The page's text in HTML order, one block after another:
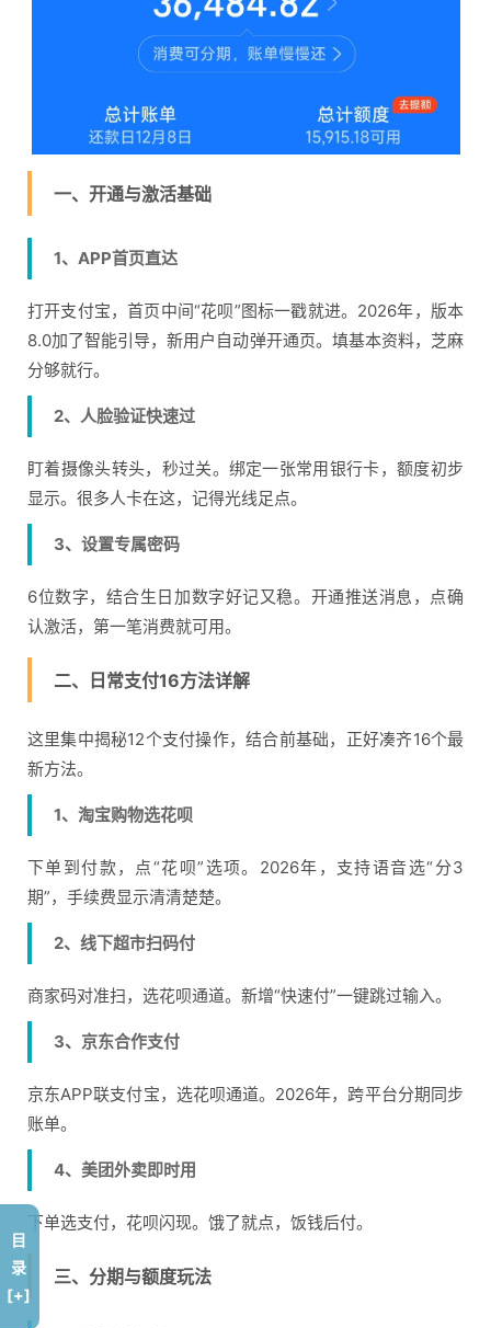
一、开通与激活基础
1、APP首页直达
打开支付宝，首页中间“花呗”图标一戳就进。2026年，版本
8.0加了智能引导，新用户自动弹开通页。填基本资料，芝麻
分够就行。
2、人脸验证快速过
盯着摄像头转头，秒过关。绑定一张常用银行卡，额度初步
显示。很多人卡在这，记得光线足点。
3、设置专属密码
6位数字，结合生日加数字好记又稳。开通推送消息，点确
认激活，第一笔消费就可用。
二、日常支付16方法详解
这里集中揭秘12个支付操作，结合前基础，正好凑齐16个最
新方法。
1、淘宝购物选花呗
下单到付款，点“花呗”选项。2026年，支持语音选“分3
期”，手续费显示清清楚楚。
2、线下超市扫码付
商家码对准扫，选花呗通道。新增“快速付”一键跳过输入。
3、京东合作支付
京东APP联支付宝，选花呗通道。2026年，跨平台分期同步
账单。
4、美团外卖即时用
下单选支付，花呗闪现。饿了就点，饭钱后付。
三、分期与额度玩法
目
录
[+]